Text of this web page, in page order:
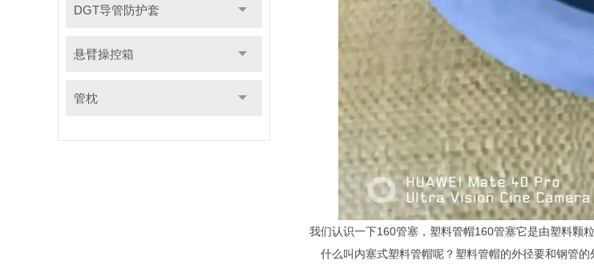
DGT导管防护套
悬臂操控箱
管枕
我们认识一下160管塞，塑料管帽160管塞它是由塑料颗
什么叫内塞式塑料管帽呢？塑料管帽的外径要和钢管的